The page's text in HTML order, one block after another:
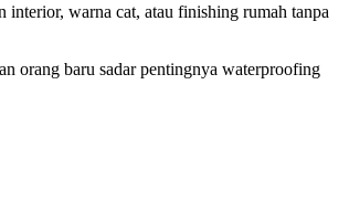
interior, warna cat, atau finishing rumah tanpa
orang baru sadar pentingnya waterproofing